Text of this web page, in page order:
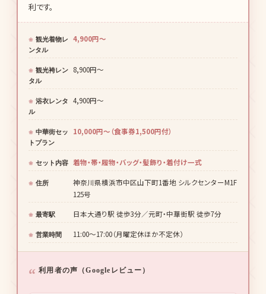
利です。
観光着物レ
ンタル
4,900円〜
観光袴レン
タル
8,900円〜
浴衣レンタ
ル
4,900円〜
中華街セッ
トプラン
10,000円〜（食事券1,500円付）
セット内容 着物・帯・履物・バッグ・髪飾り・着付け一式
住所
神奈川県横浜市中区山下町1番地 シルクセンターM1F
125号
最寄駅 日本大通り駅 徒歩3分／元町・中華街駅 徒歩7分
営業時間 11:00〜17:00（月曜定休ほか不定休）
利用者の声（Googleレビュー）